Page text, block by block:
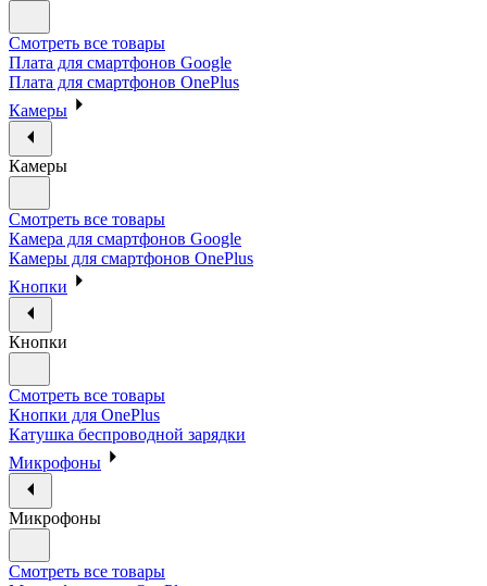
Смотреть все товары
Плата для смартфонов Google
Плата для смартфонов OnePlus
Камеры
Камеры
Смотреть все товары
Камера для смартфонов Google
Камеры для смартфонов OnePlus
Кнопки
Кнопки
Смотреть все товары
Кнопки для OnePlus
Катушка беспроводной зарядки
Микрофоны
Микрофоны
Смотреть все товары